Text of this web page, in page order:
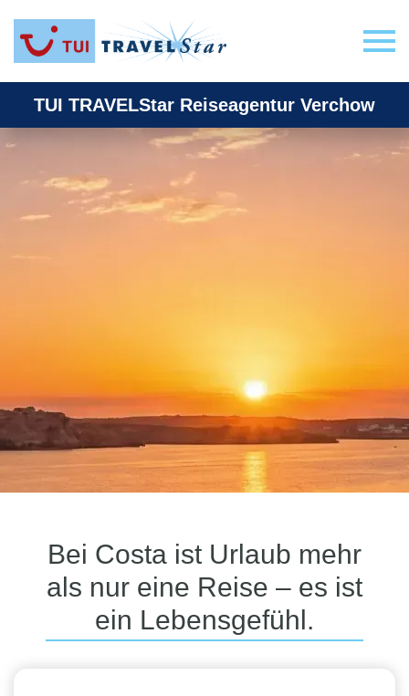
TUI TRAVELStar Reiseagentur Verchow
Bei Costa ist Urlaub mehr
als nur eine Reise – es ist
ein Lebensgefühl.